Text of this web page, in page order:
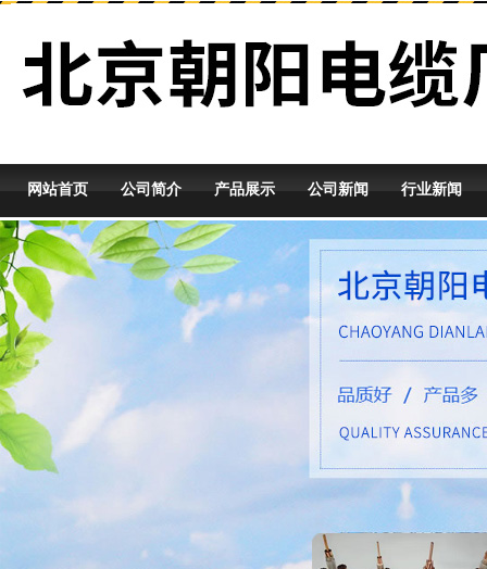
网站首页 公司简介 产品展示 公司新闻 行业新闻